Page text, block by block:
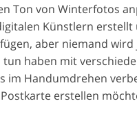
Ton von Winterfotos
Künstlern
aber niemand
haben mit
im Handumdrehen
erstellen